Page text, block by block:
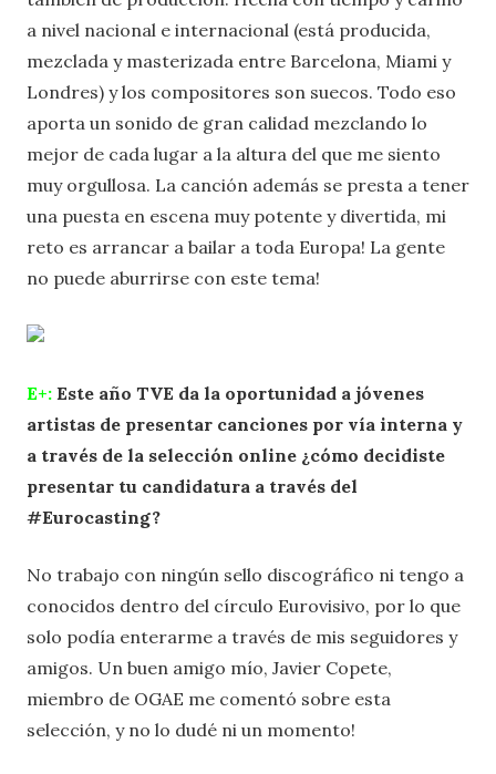
a nivel nacional e internacional (está producida,
mezclada y masterizada entre Barcelona, Miami y
Londres) y los compositores son suecos. Todo eso
aporta un sonido de gran calidad mezclando lo
mejor de cada lugar a la altura del que me siento
muy orgullosa. La canción además se presta a tener
una puesta en escena muy potente y divertida, mi
reto es arrancar a bailar a toda Europa! La gente
no puede aburrirse con este tema!
E+: Este año TVE da la oportunidad a jóvenes
artistas de presentar canciones por vía interna y
a través de la selección online ¿cómo decidiste
presentar tu candidatura a través del
#Eurocasting?
No trabajo con ningún sello discográfico ni tengo a
conocidos dentro del círculo Eurovisivo, por lo que
solo podía enterarme a través de mis seguidores y
amigos. Un buen amigo mío, Javier Copete,
miembro de OGAE me comentó sobre esta
selección, y no lo dudé ni un momento!